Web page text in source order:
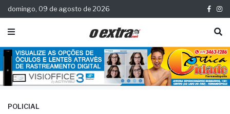
domingo, 09 de agosto de 2026
POLICIAL